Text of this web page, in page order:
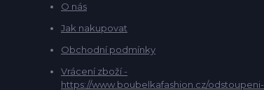
O nás
Jak nakupovat
Obchodní podmínky
Vrácení zboží -
https://www.boubelkafashion.cz/odstoupeni-